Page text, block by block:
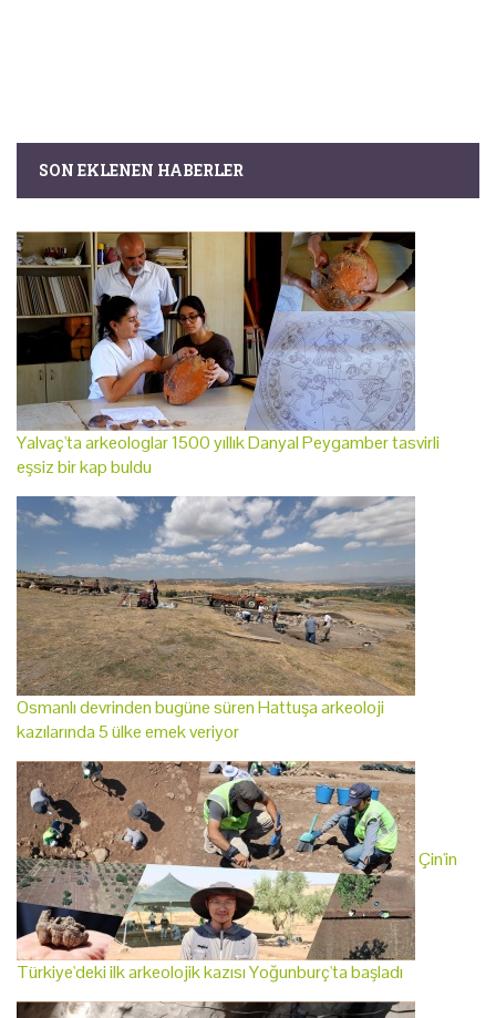
SON EKLENEN HABERLER
Yalvaç'ta arkeologlar 1500 yıllık Danyal Peygamber tasvirli
eşsiz bir kap buldu
Osmanlı devrinden bugüne süren Hattuşa arkeoloji
kazılarında 5 ülke emek veriyor
Çin'in
Türkiye'deki ilk arkeolojik kazısı Yoğunburç'ta başladı